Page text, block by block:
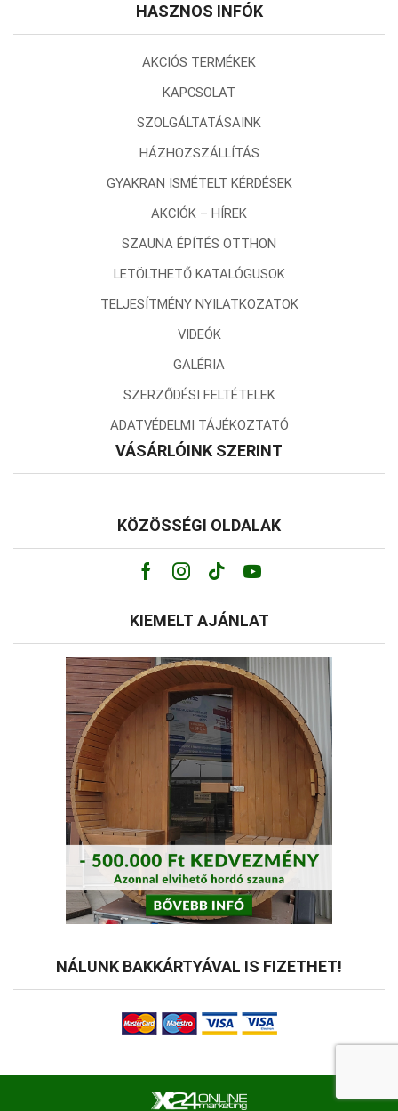
HASZNOS INFÓK
AKCIÓS TERMÉKEK
KAPCSOLAT
SZOLGÁLTATÁSAINK
HÁZHOZSZÁLLÍTÁS
GYAKRAN ISMÉTELT KÉRDÉSEK
AKCIÓK – HÍREK
SZAUNA ÉPÍTÉS OTTHON
LETÖLTHETŐ KATALÓGUSOK
TELJESÍTMÉNY NYILATKOZATOK
VIDEÓK
GALÉRIA
SZERZŐDÉSI FELTÉTELEK
ADATVÉDELMI TÁJÉKOZTATÓ
VÁSÁRLÓINK SZERINT
KÖZÖSSÉGI OLDALAK
Facebook
Instagram
Tik-
tok
Youtube
KIEMELT AJÁNLAT
NÁLUNK BAKKÁRTYÁVAL IS FIZETHET!